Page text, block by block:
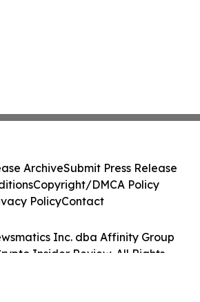
Inc. dba Affinity Group
Insider Review. All Rights
ArchiveSubmit Press Release
Copyright/DMCA Policy
PolicyContact